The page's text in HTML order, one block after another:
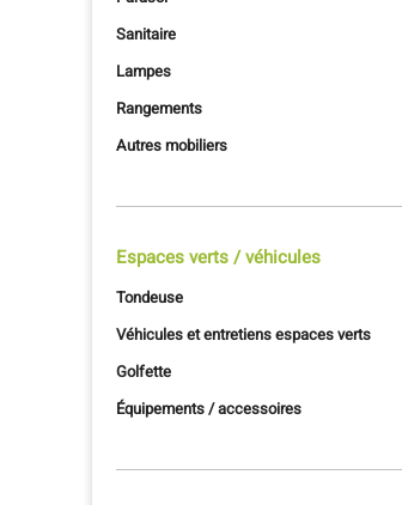
Sanitaire
Lampes
Rangements
Autres mobiliers
Espaces verts / véhicules
Tondeuse
Véhicules et entretiens espaces verts
Golfette
Équipements / accessoires